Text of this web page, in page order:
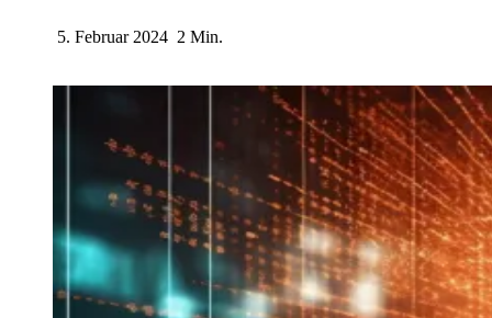
5. Februar 2024 2 Min.